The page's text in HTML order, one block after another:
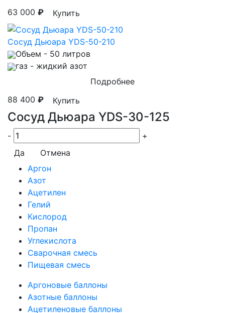
63 000 ₽ Купить
Сосуд Дьюара YDS-50-210
Объем - 50 литров
газ - жидкий азот
Подробнее
88 400 ₽ Купить
Сосуд Дьюара YDS-30-125
-
+
Да
Отмена
Аргон
Азот
Ацетилен
Гелий
Кислород
Пропан
Углекислота
Сварочная смесь
Пищевая смесь
Аргоновые баллоны
Азотные баллоны
Ацетиленовые баллоны